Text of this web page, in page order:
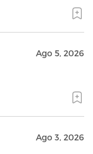
Ago 5, 2026
Ago 3, 2026